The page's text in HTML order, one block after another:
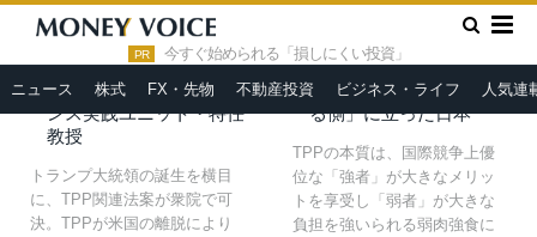
PR 今すぐ始められる「損しにくい投資」
ニュース 株式 FX・先物 不動産投資 ビジネス・ライフ 人気連
HOME » 農業
2016年11月13日
レームダックTPP＝青木
泰樹 京都大学レジリエ
ンス実践ユニット・特任
教授
トランプ大統領の誕生を横目
に、TPP関連法案が衆院で可
決。TPPが米国の離脱により
TPP強者の論理。安倍政
権の秘密交渉で「食われ
る側」に立った日本
TPPの本質は、国際競争上優
位な「強者」が大きなメリッ
トを享受し「弱者」が大きな
負担を強いられる弱肉強食に